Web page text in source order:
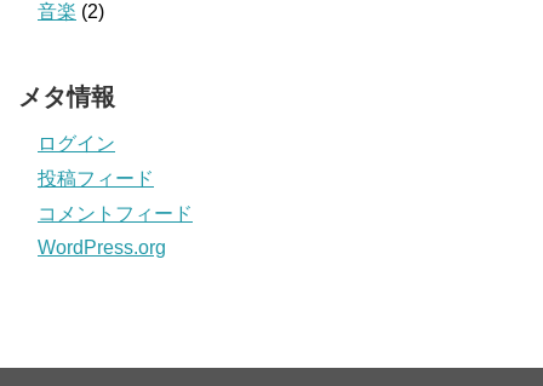
音楽 (2)
メタ情報
ログイン
投稿フィード
コメントフィード
WordPress.org